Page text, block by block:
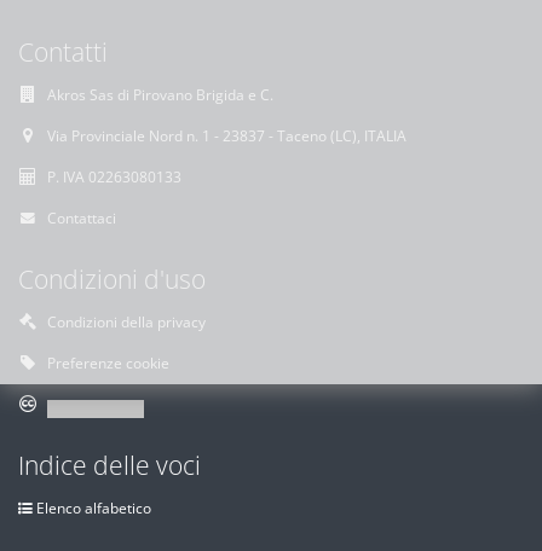
Contatti
Akros Sas di Pirovano Brigida e C.
Via Provinciale Nord n. 1 - 23837 - Taceno (LC), ITALIA
P. IVA 02263080133
Contattaci
Condizioni d'uso
Condizioni della privacy
Preferenze cookie
Indice delle voci
Elenco alfabetico